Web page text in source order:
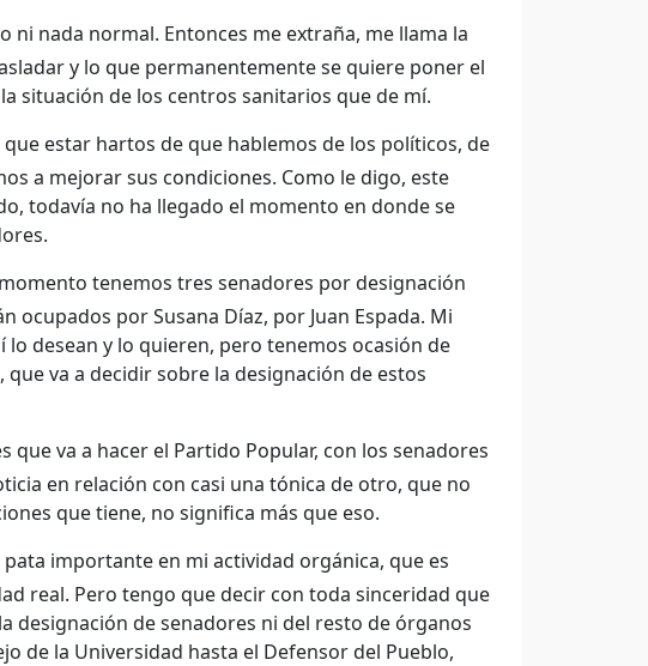
ni nada normal. Entonces me extraña, me llama la
y lo que permanentemente se quiere poner el
situación de los centros sanitarios que de mí.
estar hartos de que hablemos de los políticos, de
a mejorar sus condiciones. Como le digo, este
todavía no ha llegado el momento en donde se
tenemos tres senadores por designación
ocupados por Susana Díaz, por Juan Espada. Mi
desean y lo quieren, pero tenemos ocasión de
va a decidir sobre la designación de estos
va a hacer el Partido Popular, con los senadores
en relación con casi una tónica de otro, que no
que tiene, no significa más que eso.
importante en mi actividad orgánica, que es
real. Pero tengo que decir con toda sinceridad que
designación de senadores ni del resto de órganos
de la Universidad hasta el Defensor del Pueblo,